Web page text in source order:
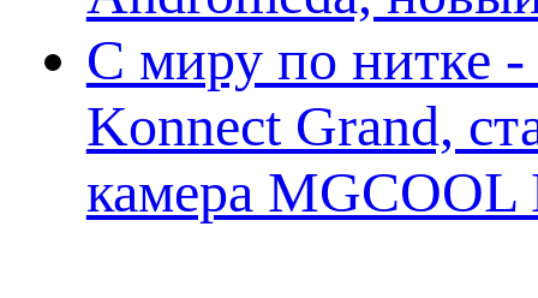
С миру по нитке -
Konnect Grand,
камера MGCOOL